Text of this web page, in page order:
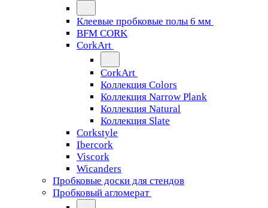
Клеевые пробковые полы 6 мм
BFM CORK
CorkArt
CorkArt
Коллекция Colors
Коллекция Narrow Plank
Коллекция Natural
Коллекция Slate
Corkstyle
Ibercork
Viscork
Wicanders
Пробковые доски для стендов
Пробковый агломерат